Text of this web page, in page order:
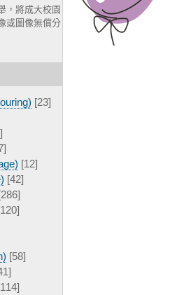
，將成大校園
或圖像無償分
[23]
[12]
[42]
[58]